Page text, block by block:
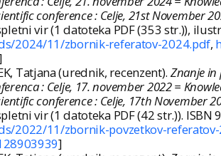
conference : Celje, 21st November
vir (1 datoteka PDF (353 str.)),
2024/11/zbornik-referatov-2024.pdf,
Tatjana (urednik, recenzent). Znanje in
: Celje, 17. november 2022 =
conference : Celje, 17th November
vir (1 datoteka PDF (42 str.)).
2022/11/zbornik-povzetkov-
]